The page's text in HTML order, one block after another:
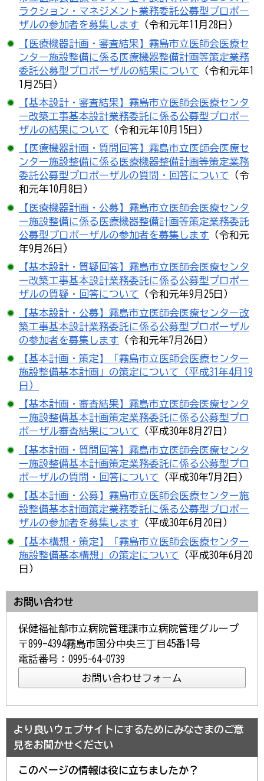
ラクション・マネジメント業務委託公募型プロポー
ザルの参加者を募集します （令和元年11月28日）
【医療機器計画・審査結果】霧島市立医師会医療セ
ンター施設整備に係る医療機器整備計画等策定業務
委託公募型プロポーザルの結果について （令和元年1
1月25日）
【基本設計・審査結果】霧島市立医師会医療センタ
ー改築工事基本設計業務委託に係る公募型プロポー
ザルの結果について （令和元年10月15日）
【医療機器計画・質問回答】霧島市立医師会医療セ
ンター施設整備に係る医療機器整備計画等策定業務
委託公募型プロポーザルの質問・回答について （令
和元年10月8日）
【医療機器計画・公募】霧島市立医師会医療センタ
ー施設整備に係る医療機器整備計画等策定業務委託
公募型プロポーザルの参加者を募集します （令和元
年9月26日）
【基本設計・質疑回答】霧島市立医師会医療センタ
ー改築工事基本設計業務委託に係る公募型プロポー
ザルの質疑・回答について （令和元年9月25日）
【基本設計・公募】霧島市立医師会医療センター改
築工事基本設計業務委託に係る公募型プロポーザル
の参加者を募集します （令和元年7月26日）
【基本計画・策定】「霧島市立医師会医療センター
施設整備基本計画」の策定について（平成31年4月19
日）
【基本計画・審査結果】霧島市立医師会医療センタ
ー施設整備基本計画策定業務委託に係る公募型プロ
ポーザル審査結果について （平成30年8月27日）
【基本計画・質問回答】霧島市立医師会医療センタ
ー施設整備基本計画策定業務委託に係る公募型プロ
ポーザルの質問・回答について （平成30年7月2日）
【基本計画・公募】霧島市立医師会医療センター施
設整備基本計画策定業務委託に係る公募型プロポー
ザルの参加者を募集します （平成30年6月20日）
【基本構想・策定】「霧島市立医師会医療センター
施設整備基本構想」の策定について （平成30年6月20
日）
お問い合わせ
保健福祉部市立病院管理課市立病院管理グループ
〒899-4394霧島市国分中央三丁目45番1号
電話番号：0995-64-0739
より良いウェブサイトにするためにみなさまのご意
見をお聞かせください
このページの情報は役に立ちましたか？